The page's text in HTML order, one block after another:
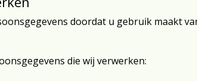
doordat u gebruik maakt
die wij verwerken: